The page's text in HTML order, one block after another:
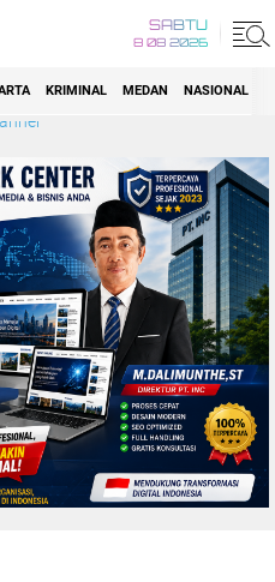
SABTU
8 08 2026
KRIMINAL MEDAN NASIONAL